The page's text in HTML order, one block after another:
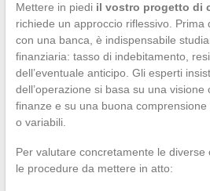
Mettere in piedi il vostro progetto di
richiede un approccio riflessivo. Prima
con una banca, è indispensabile
finanziaria: tasso di indebitamento,
dell’eventuale anticipo. Gli esperti
dell’operazione si basa su una visione
finanze e su una buona comprensione
o variabili.
Per valutare concretamente le diverse
le procedure da mettere in atto: